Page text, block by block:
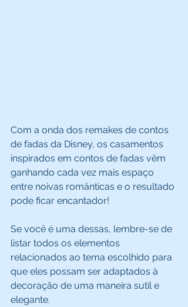
Com a onda dos remakes de contos
de fadas da Disney, os casamentos
inspirados em contos de fadas vêm
ganhando cada vez mais espaço
entre noivas românticas e o resultado
pode ficar encantador!
Se você é uma dessas, lembre-se de
listar todos os elementos
relacionados ao tema escolhido para
que eles possam ser adaptados à
decoração de uma maneira sutil e
elegante.